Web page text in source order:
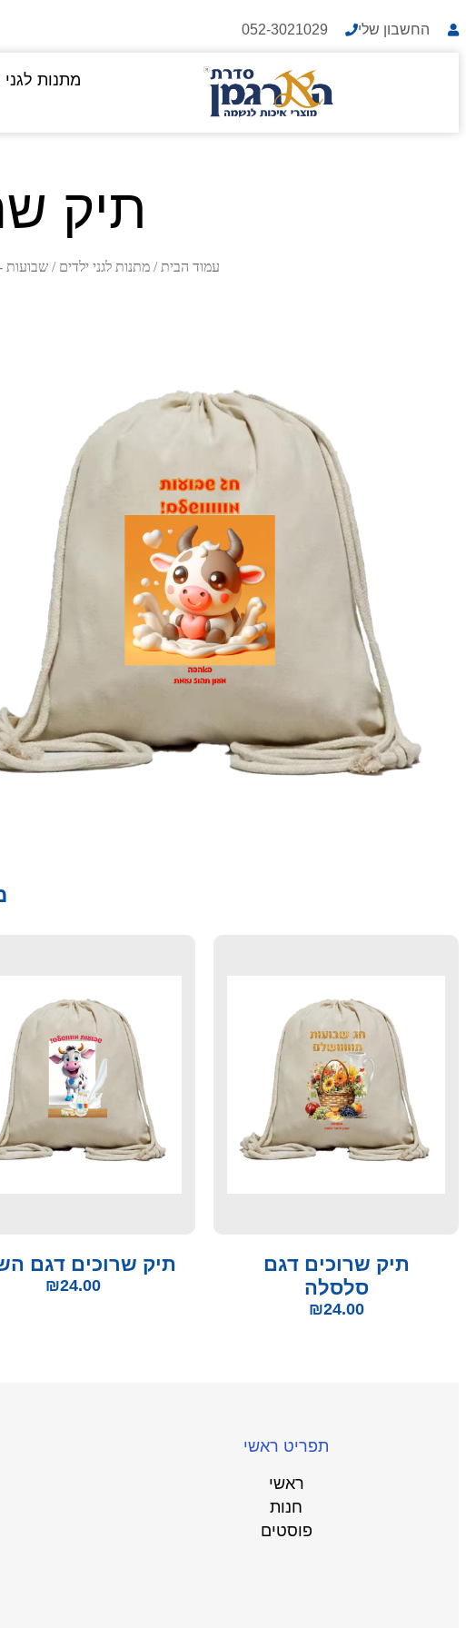
החשבון שלי 052-3021029
מתנות לגני
תיק
עמוד הבית / מתנות לגני ילדים / שבועות
תיק שרוכים דגם
סלסלה
₪24.00
תיק שרוכים דגם
₪24.00
תפריט ראשי
ראשי
חנות
פוסטים